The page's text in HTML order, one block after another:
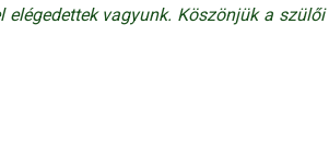
vagyunk. Köszönjük a